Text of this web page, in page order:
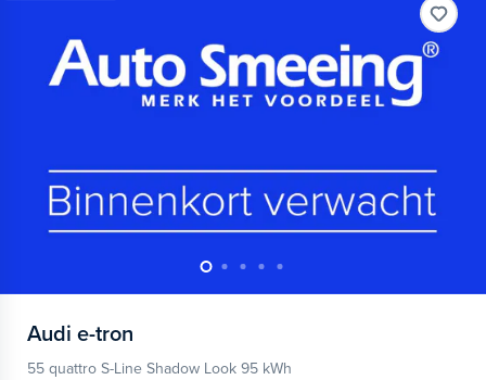
Audi e-tron
55 quattro S-Line Shadow Look 95 kWh